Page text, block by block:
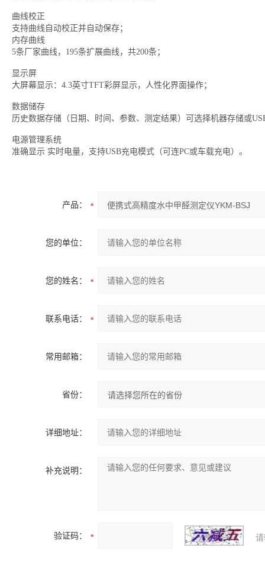
曲线校正
支持曲线自动校正并自动保存；
内存曲线
5条厂家曲线，195条扩展曲线，共200条；
显示屏
大屏幕显示：4.3英寸TFT彩屏显示，人性化界面操作；
数据储存
历史数据存储（日期、时间、参数、测定结果）可选择机器存储或
电源管理系统
准确显示 实时电量，支持USB充电模式（可连PC或车载充电）。
产品：
您的单位：
您的姓名：
联系电话：
常用邮箱：
省份：
详细地址：
补充说明：
验证码：